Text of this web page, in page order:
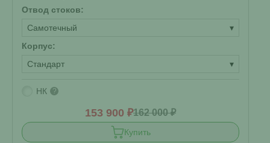
Отвод стоков:
Самотечный
▾
Корпус:
Стандарт
▾
НК ?
153 900 ₽162 000 ₽
Купить